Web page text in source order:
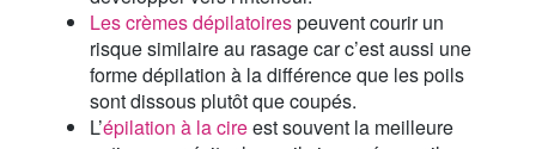
Les crèmes dépilatoirespeuvent courir un
risque similaire au rasage car c’est aussi une
forme dépilation à la différence que les poils
sont dissous plutôt que coupés.
L’épilation à la cireest souvent la meilleure